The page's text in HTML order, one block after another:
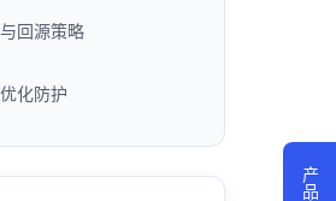
回源策略
化防护